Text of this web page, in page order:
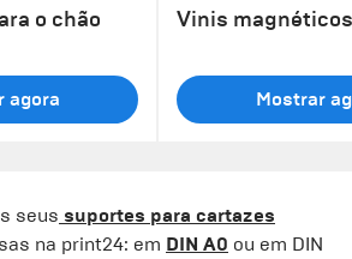
o chão
agora
Vinis magnéticos
Mostrar
seus suportes para cartazes
na print24: em DIN A0 ou em DIN